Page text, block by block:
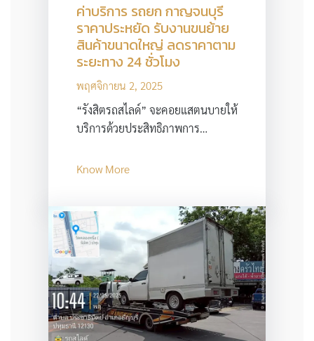
ค่าบริการ รถยก กาญจนบุรี
ราคาประหยัด รับงานขนย้าย
สินค้าขนาดใหญ่ ลดราคาตาม
ระยะทาง 24 ชั่วโมง
พฤศจิกายน 2, 2025
“รังสิตรถสไลด์” จะคอยแสตนบายให้
บริการด้วยประสิทธิภาพการ…
Know More